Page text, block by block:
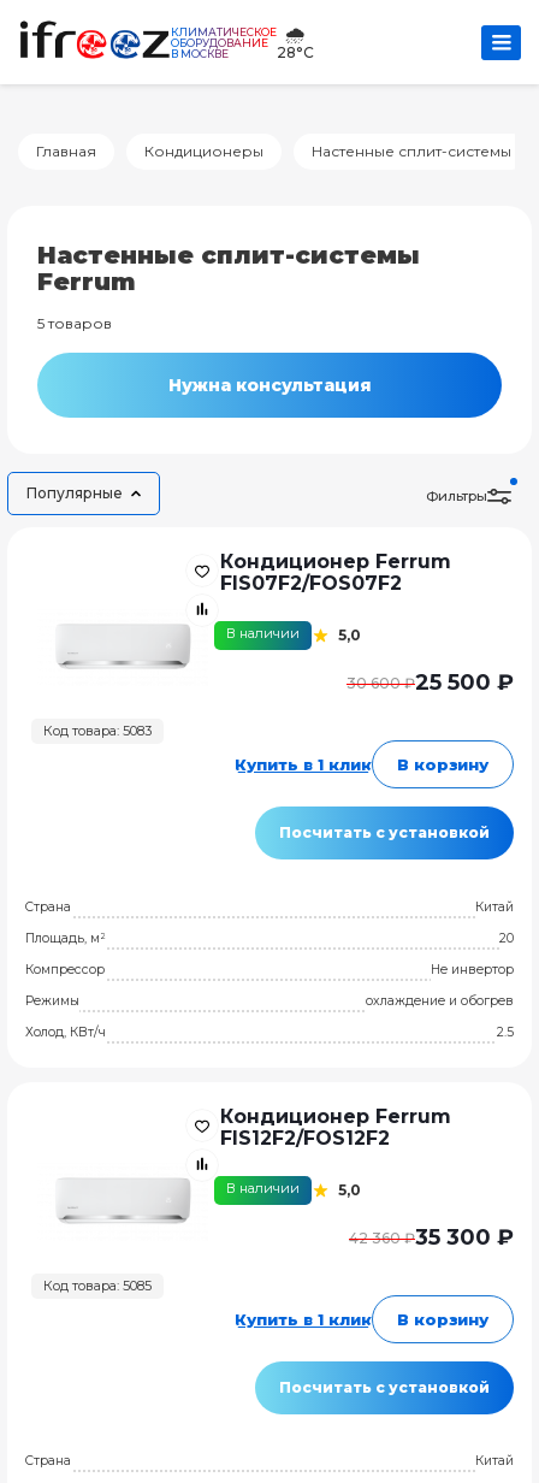
КЛИМАТИЧЕСКОЕ
ОБОРУДОВАНИЕ
В МОСКВЕ
🌧️
28°C
Главная Кондиционеры Настенные сплит-системы
Настенные сплит-системы
Ferrum
5 товаров
Нужна консультация
Популярные Фильтры
Код товара: 5083
Кондиционер Ferrum
FIS07F2/FOS07F2
В наличии 5,0
30 600 ₽25 500 ₽
Купить в 1 клик В корзину
Посчитать с установкой
Страна
Китай
Площадь, м²
20
Компрессор
Не инвертор
Режимы
охлаждение и обогрев
Холод, КВт/ч
2.5
Код товара: 5085
Кондиционер Ferrum
FIS12F2/FOS12F2
В наличии 5,0
42 360 ₽35 300 ₽
Купить в 1 клик В корзину
Посчитать с установкой
Страна
Китай